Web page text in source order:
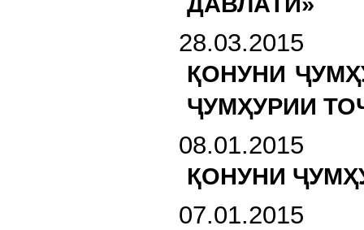
28.03.2015
ҚОНУНИ
ҶУМҲУРИИ
08.01.2015
ҚОНУНИ
07.01.2015